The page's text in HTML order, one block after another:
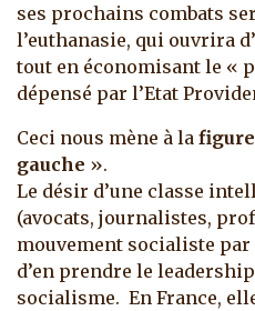
ses prochains combats
l’euthanasie, qui ouvrira
tout en économisant le «
dépensé par l’Etat
Ceci nous mène à la
gauche ».
Le désir d’une classe
(avocats, journalistes,
mouvement socialiste
d’en prendre le
socialisme. En France,